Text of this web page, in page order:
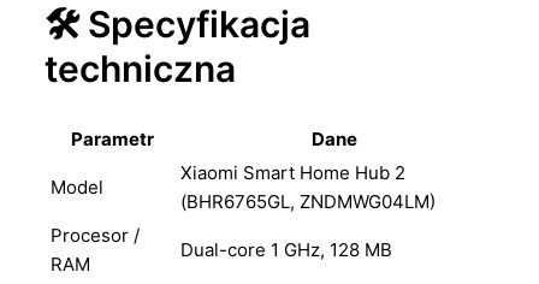
🛠️ Specyfikacja
techniczna
Parametr Dane
Model
Xiaomi Smart Home Hub 2
(BHR6765GL, ZNDMWG04LM)
Procesor /
RAM
Dual-core 1 GHz, 128 MB